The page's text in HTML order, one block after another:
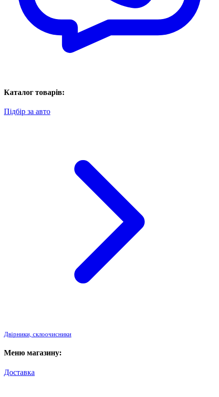
Каталог товарів:
Підбір за авто
Двірники, склоочисники
Меню магазину:
Доставка